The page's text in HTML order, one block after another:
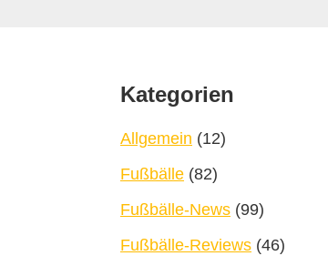
Kategorien
Allgemein (12)
Fußbälle (82)
Fußbälle-News (99)
Fußbälle-Reviews (46)